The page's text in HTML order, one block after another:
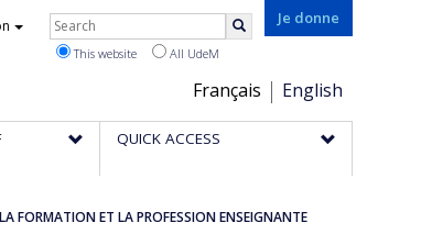
Je donne
Choix
de
la
Français English
Rechercher
This website All UdeM
QUICK ACCESS
LA FORMATION ET LA PROFESSION ENSEIGNANTE